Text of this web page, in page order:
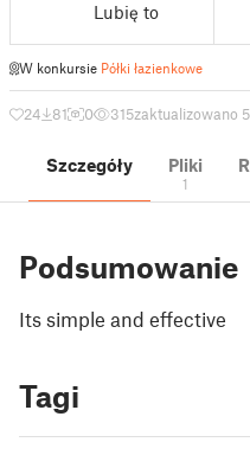
Lubię to
W konkursie Półki łazienkowe
24 81 0 315zaktualizowano
Szczegóły Pliki
1
Podsumowanie
Its simple and effective
Tagi